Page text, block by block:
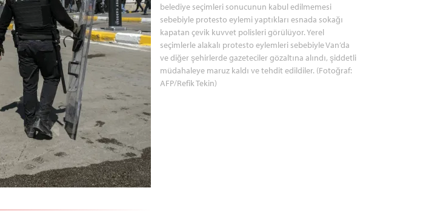
belediye seçimleri sonucunun kabul edilmemesi
sebebiyle protesto eylemi yaptıkları esnada sokağı
kapatan çevik kuvvet polisleri görülüyor. Yerel
seçimlerle alakalı protesto eylemleri sebebiyle Van’da
ve diğer şehirlerde gazeteciler gözaltına alındı, şiddetli
müdahaleye maruz kaldı ve tehdit edildiler. (Fotoğraf:
AFP/Refik Tekin)